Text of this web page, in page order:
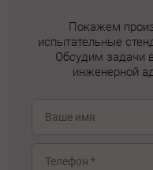
Покажем
испытательные
Обсудим задачи
инженерной